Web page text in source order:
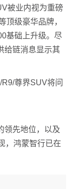
被业内视为重磅
顶级豪华品牌，
基础上升级。尽
给链消息显示其
先地位，以及
，鸿蒙智行已在